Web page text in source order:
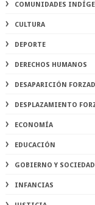
COMUNIDADES
CULTURA
DEPORTE
DERECHOS HUMANOS
DESAPARICIÓN
DESPLAZAMIENTO
ECONOMÍA
EDUCACIÓN
GOBIERNO Y SOCIEDAD
INFANCIAS